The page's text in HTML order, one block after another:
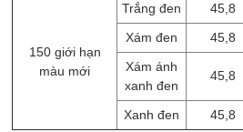
150 giới hạn
màu mới
Trắng đen 45,8
Xám đen
45,8
Xám ánh
xanh đen
45,8
Xanh đen 45,8